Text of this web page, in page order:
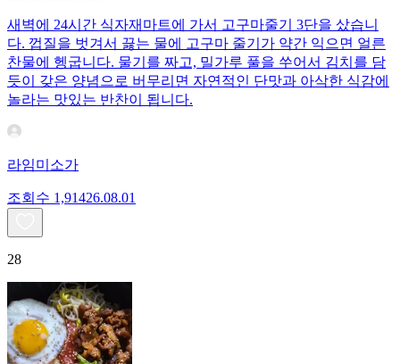
새벽에 24시간 식자재마트에 가서 고구마줄기 3단을 샀습니
다. 껍질을 벗겨서 끓는 물에 고구마 줄기가 약간 익으면 얼른
찬물에 헹굽니다. 물기를 짜고, 밀가루 풀을 쑤어서 김치를 담
듯이 갖은 양념으로 버무리면 자연적인 단맛과 아삭한 식감에
놀라는 맛있는 반찬이 됩니다.
라임미소가
조회수 1,91426.08.01
28